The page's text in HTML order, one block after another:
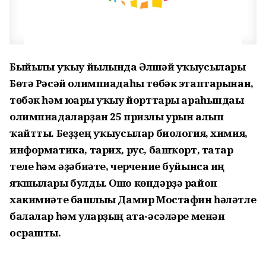
Быйылғы уҡыу йылында Әлшәй уҡыусылары
Бөтә Рәсәй олимпиадаһы төбәк этаптарынан,
төбәк һәм юғары уҡыу йорттары араһындағы
олимпиадаларҙан 25 призлы урын алып
ҡайтты. Беҙҙең уҡыусылар биология, химия,
информатика, тарих, рус, башҡорт, татар
теле һәм әҙәбиәте, черчение буйынса иң
яҡшылары булды. Ошо көндәрҙә район
хакимиәте башлығы Дамир Мостафин һәләтле
балалар һәм уларҙың ата-әсәләре менән
осрашты.